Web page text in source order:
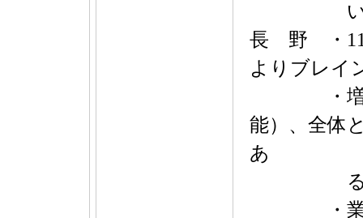
い
長 野 ・11
よりブレイ
・増強状
能）、全体
あ
る
・業界の